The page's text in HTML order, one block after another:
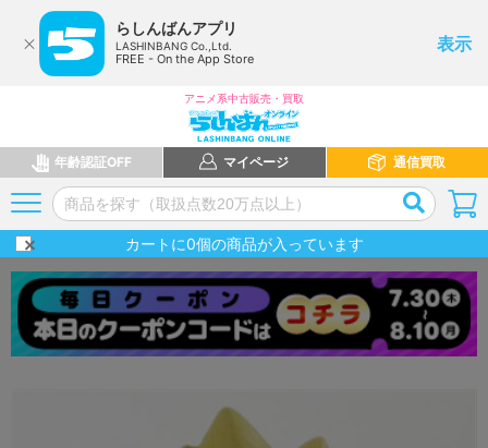
らしんばんアプリ
LASHINBANG Co.,Ltd.
FREE - On the App Store
表示
アニメ系中古販売・買取
年齢認証OFF マイページ 通信買取
カートに0個の商品が入っています